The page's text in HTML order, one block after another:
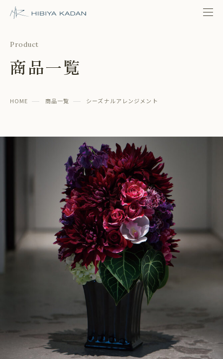
日比谷花壇 日比谷公園本店
Product
商品一覧
HOME 商品一覧 シーズナルアレンジメント